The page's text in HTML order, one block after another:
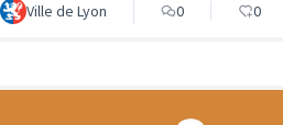
Ville de Lyon 0 0